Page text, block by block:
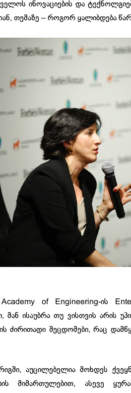
ინოვაციების და
თემაზე – როგორ ყალიბდება
of Engineering-ის
ისაუბრა თუ ვისთვის არის
ძირითადი შეცდომები, რაც
აუცილებელია მოხდეს
მიმართულებით, ასევე